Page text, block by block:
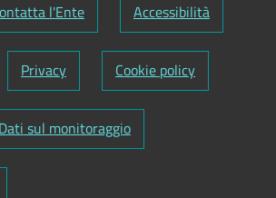
l'Ente Accessibilità
Privacy Cookie policy
Dati sul monitoraggio